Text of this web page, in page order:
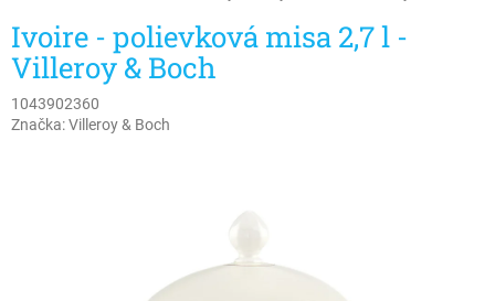
Ivoire - polievková misa 2,7 l -
Villeroy & Boch
1043902360
Značka:Villeroy & Boch